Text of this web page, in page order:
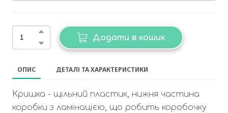
Додати в кошик
ОПИС ДЕТАЛІ ТА ХАРАКТЕРИСТИКИ
Кришка - щільний пластик, нижня частина
коробки з ламінацією, що робить коробочку